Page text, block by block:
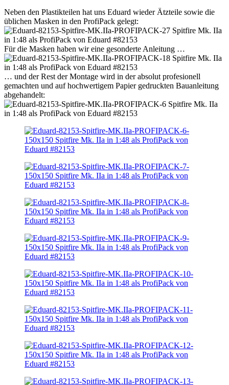
Neben den Plastikteilen hat uns Eduard wieder Ätzteile sowie die
üblichen Masken in den ProfiPack gelegt:
Für die Masken haben wir eine gesonderte Anleitung …
… und der Rest der Montage wird in der absolut profesionell
gemachten und auf hochwertigem Papier gedruckten Bauanleitung
abgehandelt: